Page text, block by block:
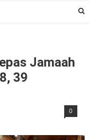
Jamaah
39
0